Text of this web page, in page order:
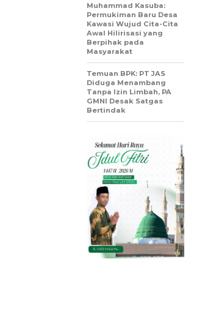
Muhammad Kasuba:
Permukiman Baru Desa
Kawasi Wujud Cita-Cita
Awal Hilirisasi yang
Berpihak pada
Masyarakat
Temuan BPK: PT JAS
Diduga Menambang
Tanpa Izin Limbah, PA
GMNI Desak Satgas
Bertindak